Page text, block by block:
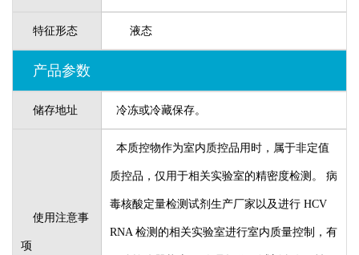
特征形态 液态
产品参数
储存地址 冷冻或冷藏保存。
使用注意事
项
本质控物作为室内质控品用时，属于非定值
质控品，仅用于相关实验室的精密度检测。 病
毒核酸定量检测试剂生产厂家以及进行 HCV
RNA 检测的相关实验室进行室内质量控制，有